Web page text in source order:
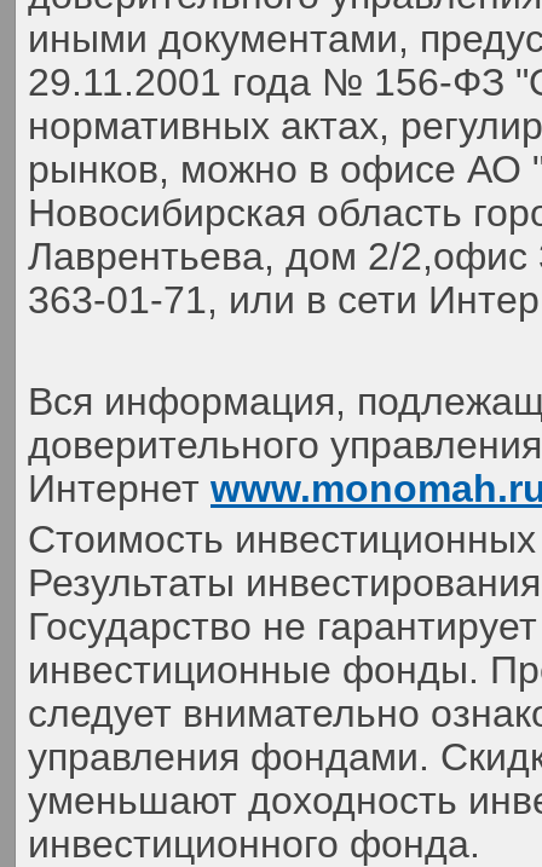
иными документами,
29.11.2001 года № 156-ФЗ
нормативных актах,
рынков, можно в офисе АО
Новосибирская область
Лаврентьева, дом 2/
363-01-71, или в сети
Вся информация,
доверительного
Интернет
Стоимость
Результаты
Государство не
инвестиционные фонды.
следует внимательно
управления фондами.
уменьшают доходность
инвестиционного фонда.